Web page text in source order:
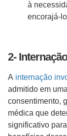
à
encorajá-
2-
A internação
admitido em
consentimento,
médica que
significativo